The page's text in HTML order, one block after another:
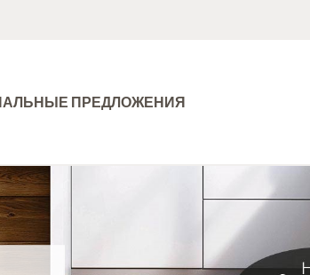
ПРЕДЛОЖЕНИЯ